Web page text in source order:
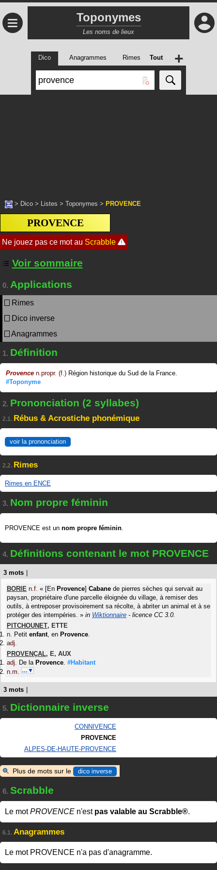
≡ Toponymes
Les noms de lieux
Dico Anagrammes Rimes Tout +
> Dico > Listes > Toponymes > PROVENCE
PROVENCE
Voir sommaire
0. Applications
Rimes
Dico inverse
Anagrammes
1. Définition
Provence n.propr. (f.) Région historique du Sud de la France.
#Toponyme
2. Prononciation (2 syllabes)
2.1. Rébus & Acrostiche phonémique
voir la prononciation
2.2. Rimes
Rimes en ENCE
3. Nom propre féminin
PROVENCE est un nom propre féminin.
4. Définitions contenant le mot PROVENCE
3 mots
BORIE n.f. « [En Provence] Cabane de pierres sèches qui servait au
paysan, propriétaire d'une parcelle éloignée du village, à remiser des
outils, à entreposer provisoirement sa récolte, à abriter un animal et à se
protéger des intempéries. » in Wiktionnaire - licence CC 3.0.
PITCHOUNET, ETTE
n. Petit enfant, en Provence.
adj.
PROVENÇAL, E, AUX
adj. De la Provence. #Habitant
n.m. …▼
3 mots
5. Dictionnaire inverse
CONNIVENCE
PROVENCE
ALPES-DE-HAUTE-PROVENCE
Plus de mots sur le dico inverse
6. Scrabble
Le motPROVENCE n'est pas valable au Scrabble®.
6.1. Anagrammes
Le mot PROVENCE n'a pas d'anagramme.